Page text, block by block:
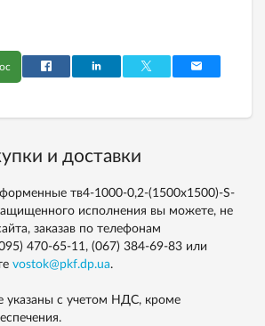
и доставки
тв4-1000-0,2-(1500х1500)-S-
исполнения вы можете, не
заказав по телефонам
470-65-11, (067) 384-69-83 или
vostok@pkf.dp.ua.
указаны с учетом НДС, кроме